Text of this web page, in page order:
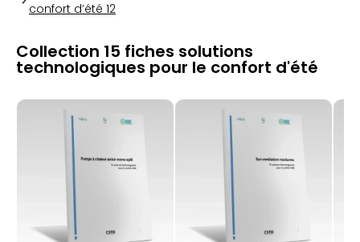
confort d’été 12
Collection 15 fiches solutions
technologiques pour le confort d'été